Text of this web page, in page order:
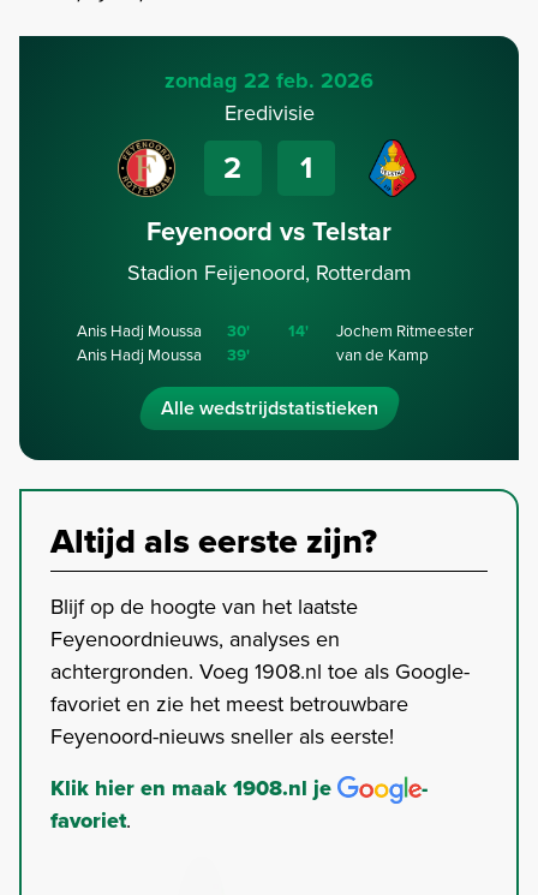
zondag 22 feb. 2026
Eredivisie
2 1
Feyenoord vs Telstar
Stadion Feijenoord, Rotterdam
Anis Hadj Moussa
30'
Anis Hadj Moussa
39'
14'
Jochem Ritmeester
van de Kamp
Alle wedstrijdstatistieken
Altijd als eerste zijn?
Blijf op de hoogte van het laatste
Feyenoordnieuws, analyses en
achtergronden. Voeg 1908.nl toe als Google-
favoriet en zie het meest betrouwbare
Feyenoord-nieuws sneller als eerste!
Klik hier en maak 1908.nl je
-
favoriet.